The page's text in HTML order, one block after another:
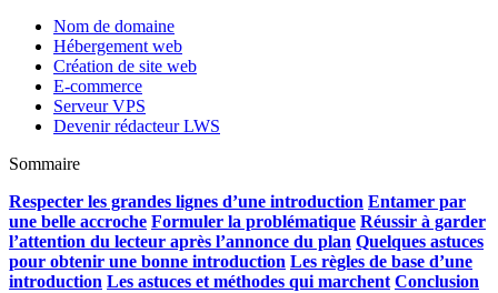
Nom de domaine
Hébergement web
Création de site web
E-commerce
Serveur VPS
Devenir rédacteur LWS
Sommaire
Respecter les grandes lignes d’une introduction Entamer par
une belle accroche Formuler la problématique Réussir à garder
l’attention du lecteur après l’annonce du plan Quelques astuces
pour obtenir une bonne introduction Les règles de base d’une
introduction Les astuces et méthodes qui marchent Conclusion